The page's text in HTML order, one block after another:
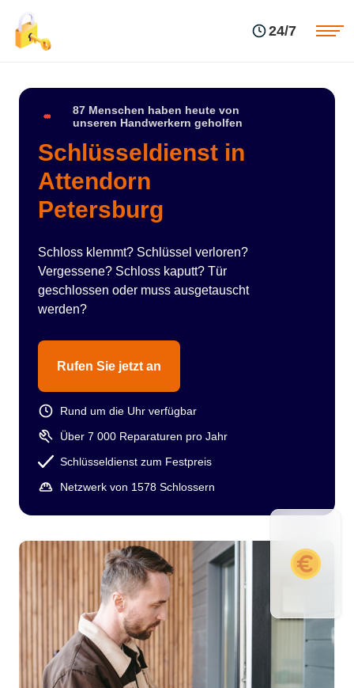
24/7
87 Menschen haben heute von
unseren Handwerkern geholfen
Schlüsseldienst in
Attendorn
Petersburg
Schloss klemmt? Schlüssel verloren?
Vergessene? Schloss kaputt? Tür
geschlossen oder muss ausgetauscht
werden?
Rufen Sie jetzt an
Rund um die Uhr verfügbar
Über 7 000 Reparaturen pro Jahr
Schlüsseldienst zum Festpreis
Netzwerk von 1578 Schlossern